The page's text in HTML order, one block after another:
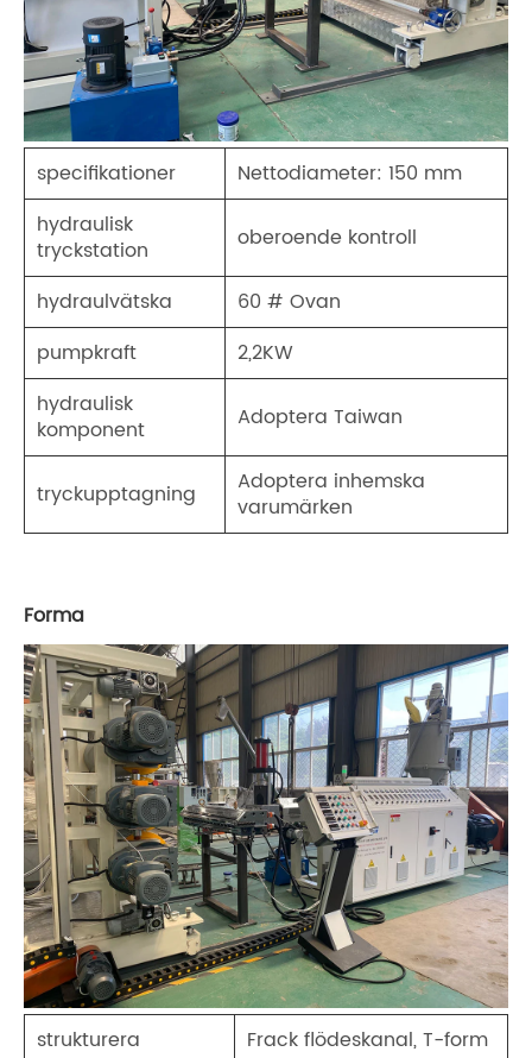
specifikationer
Nettodiameter: 150 mm
hydraulisk
tryckstation
oberoende kontroll
hydraulvätska
60 # Ovan
pumpkraft
2,2KW
hydraulisk
komponent
Adoptera Taiwan
tryckupptagning
Adoptera inhemska
varumärken
Forma
strukturera
Frack flödeskanal, T-form